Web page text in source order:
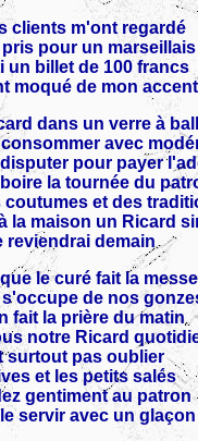
clients m'ont regardé
pour un marseillais
un billet de 100 francs
moqué de mon accent
dans un verre à
avec
pour payer
la tournée du
coutumes et des
la maison un Ricard
reviendrai demain
le curé fait la messe
de nos
fait la prière du matin
notre Ricard
surtout pas oublier
et les petits salés
gentiment au patron
servir avec un glaçon